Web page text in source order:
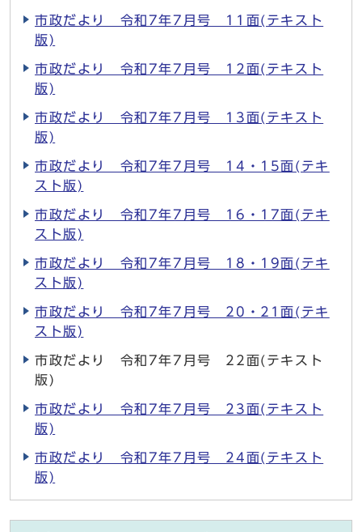
市政だより 令和7年7月号 11面(テキスト
版)
市政だより 令和7年7月号 12面(テキスト
版)
市政だより 令和7年7月号 13面(テキスト
版)
市政だより 令和7年7月号 14・15面(テキ
スト版)
市政だより 令和7年7月号 16・17面(テキ
スト版)
市政だより 令和7年7月号 18・19面(テキ
スト版)
市政だより 令和7年7月号 20・21面(テキ
スト版)
市政だより 令和7年7月号 22面(テキスト
版)
市政だより 令和7年7月号 23面(テキスト
版)
市政だより 令和7年7月号 24面(テキスト
版)